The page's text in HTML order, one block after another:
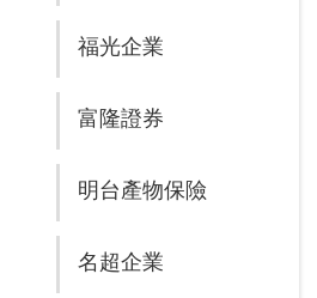
福光企業
富隆證券
明台產物保險
名超企業